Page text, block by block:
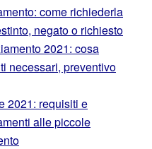
come richiederla
negato o richiesto
2021: cosa
necessari, preventivo
2021: requisiti e
alle piccole